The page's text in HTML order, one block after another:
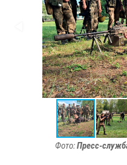
Фото:Пресс-